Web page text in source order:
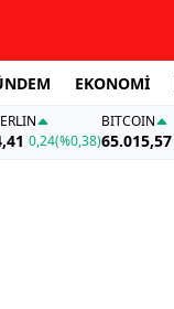
EKONOMİ
0,24(%0,38)
BITCOIN
65.015,57